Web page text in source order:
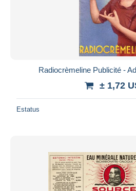
Radiocrèmeline Publicité -
± 1,72
Estatus